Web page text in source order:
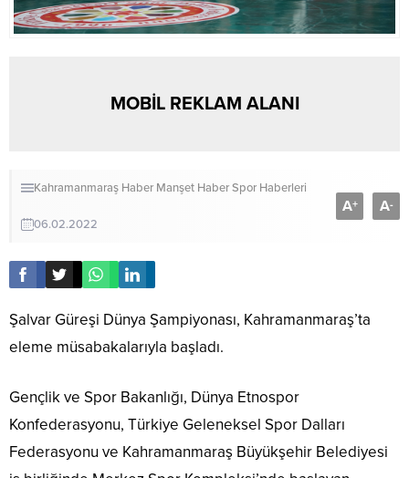
MOBİL REKLAM ALANI
Kahramanmaraş Haber Manşet HaberSpor Haberleri
06.02.2022
A+ A-
Şalvar Güreşi Dünya Şampiyonası, Kahramanmaraş’ta
eleme müsabakalarıyla başladı.
Gençlik ve Spor Bakanlığı, Dünya Etnospor
Konfederasyonu, Türkiye Geleneksel Spor Dalları
Federasyonu ve Kahramanmaraş Büyükşehir Belediyesi